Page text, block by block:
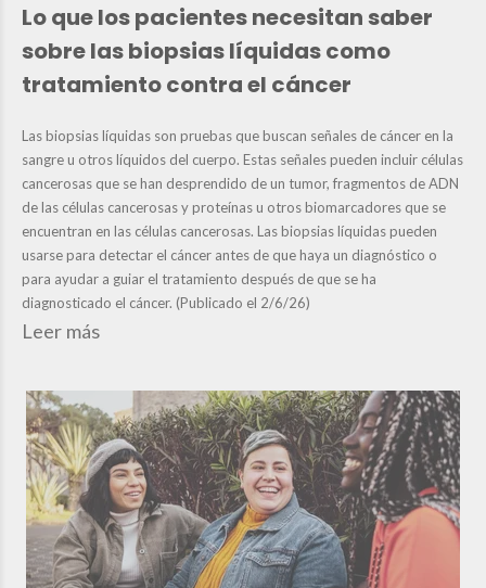
Lo que los pacientes necesitan saber
sobre las biopsias líquidas como
tratamiento contra el cáncer
Las biopsias líquidas son pruebas que buscan señales de cáncer en la
sangre u otros líquidos del cuerpo. Estas señales pueden incluir células
cancerosas que se han desprendido de un tumor, fragmentos de ADN
de las células cancerosas y proteínas u otros biomarcadores que se
encuentran en las células cancerosas. Las biopsias líquidas pueden
usarse para detectar el cáncer antes de que haya un diagnóstico o
para ayudar a guiar el tratamiento después de que se ha
diagnosticado el cáncer. (Publicado el 2/6/26)
Leer más